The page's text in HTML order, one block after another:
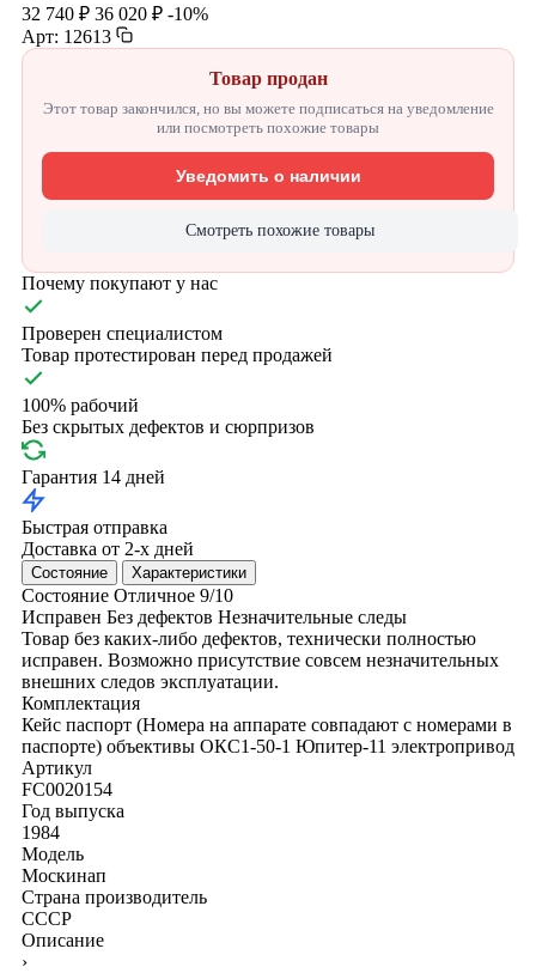
32 740 ₽ 36 020 ₽ -10%
Арт: 12613
Товар продан
Этот товар закончился, но вы можете подписаться на уведомление
или посмотреть похожие товары
Уведомить о наличии
Смотреть похожие товары
Почему покупают у нас
Проверен специалистом
Товар протестирован перед продажей
100% рабочий
Без скрытых дефектов и сюрпризов
Гарантия 14 дней
Быстрая отправка
Доставка от 2-х дней
Состояние Характеристики
Состояние Отличное 9/10
Исправен Без дефектов Незначительные следы
Товар без каких-либо дефектов, технически полностью
исправен. Возможно присутствие совсем незначительных
внешних следов эксплуатации.
Комплектация
Кейс паспорт (Номера на аппарате совпадают с номерами в
паспорте) объективы ОКС1-50-1 Юпитер-11 электропривод
Артикул
FC0020154
Год выпуска
1984
Модель
Москинап
Страна производитель
СССР
Описание
›